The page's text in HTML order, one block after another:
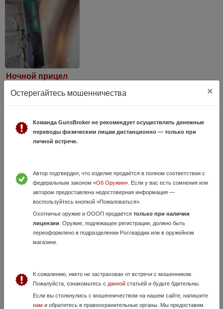
Ночной прицел
6 Июня, в 15:11
переходом на тепло.
Цифровой ночной прицел pard 008s
27 Мая, в 02:18
Остерегайтесь мошенничества ×
Команда GunsBroker не рекомендует осуществлять денежные
переводы физическим лицам дистанционно — только при
личной встрече.
Автор подтвердил, что изделие продаётся в полном соответствии с
федеральным законом «Об Оружии». Если у вас есть сомнения или
автором предоставлена недостоверная информация —
воспользуйтесь кнопкой «Пожаловаться».
Охотничье оружие и ОООП продаётся только при наличии
лицензии . Оружие, подлежащее регистрации, должно быть
переоформлено в подразделении Росгвардии или в оружейном
магазине.
К сожалению, никто не застрахован от встречи с мошенником.
Пожалуйста, ознакомьтесь с даннойстатьёй и будьте бдительны.
Если вы столкнулись с мошенничеством на нашем сайте, напишите
нам и обратитесь в правоохранительные органы. Мы предоставим